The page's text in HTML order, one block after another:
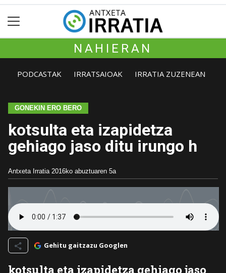
NAHIERAN
PODCASTAK IRRATSAIOAK IRRATIA ZUZENEAN
GONEKIN ERO BERO
kotsulta eta izapidetza
gehiago jaso ditu irungo h
Antxeta Irratia 2016ko abuztuaren 5a
Gehitu gaitzazu Googlen
kotsulta eta izapidetza gehiago jaso